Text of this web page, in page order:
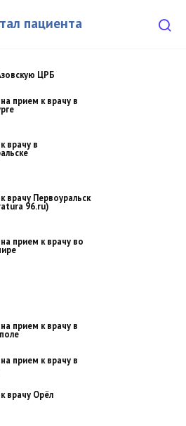
пациента
ЦРБ
прием к врачу в
врачу в
врачу Первоуральск
96.ru)
прием к врачу во
прием к врачу в
прием к врачу в
врачу Орёл